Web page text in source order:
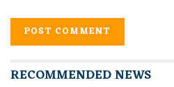
RECOMMENDED NEWS